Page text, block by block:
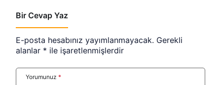
Bir Cevap Yaz
E-posta hesabınız yayımlanmayacak. Gerekli
alanlar * ile işaretlenmişlerdir
Yorumunuz *